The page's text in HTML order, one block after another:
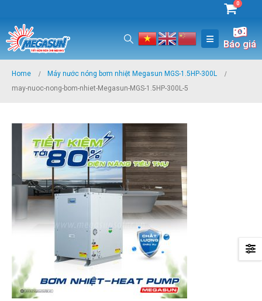
0
Báo giá
Home
Máy nước nóng bơm nhiệt Megasun MGS-1.5HP-300L
may-nuoc-nong-bom-nhiet-Megasun-MGS-1.5HP-300L-5